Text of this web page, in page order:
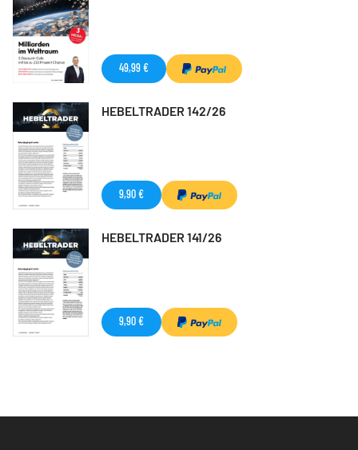
49,99 €
HEBELTRADER 142/26
9,90 €
HEBELTRADER 141/26
9,90 €